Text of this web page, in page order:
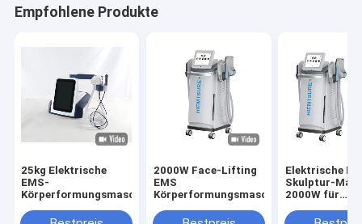
Empfohlene Produkte
25kg Elektrische
EMS-
Körperformungsmaschine
2000W Face-Lifting
EMS
Körperformungsmaschine
Elektrische
Skulptur-
2000W für
Körper-